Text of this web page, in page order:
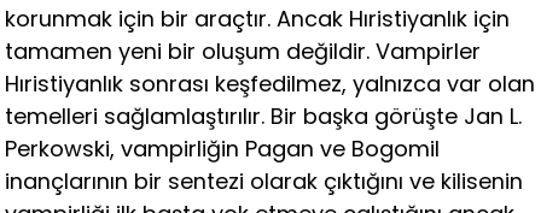
korunmak için bir araçtır. Ancak Hıristiyanlık için
tamamen yeni bir oluşum değildir. Vampirler
Hıristiyanlık sonrası keşfedilmez, yalnızca var olan
temelleri sağlamlaştırılır. Bir başka görüşte Jan L.
Perkowski, vampirliğin Pagan ve Bogomil
inançlarının bir sentezi olarak çıktığını ve kilisenin